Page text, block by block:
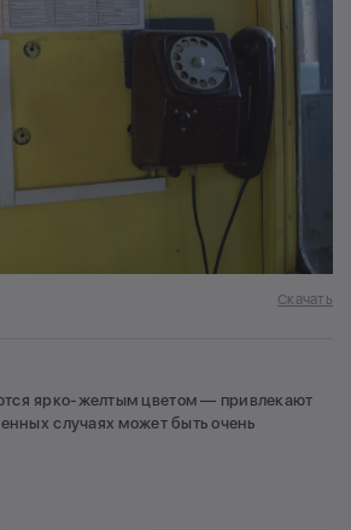
Скачать
ярко-желтым цветом — привлекают
случаях может быть очень